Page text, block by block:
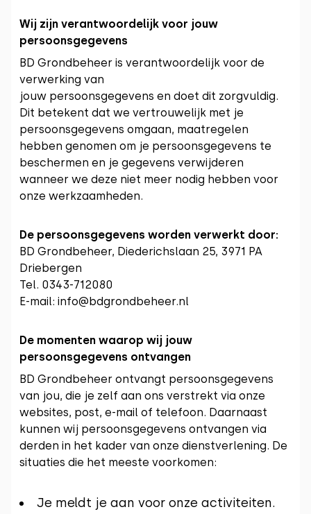
Wij zijn verantwoordelijk voor jouw
persoonsgegevens
BD Grondbeheer is verantwoordelijk voor de
verwerking van
jouw persoonsgegevens en doet dit zorgvuldig.
Dit betekent dat we vertrouwelijk met je
persoonsgegevens omgaan, maatregelen
hebben genomen om je persoonsgegevens te
beschermen en je gegevens verwijderen
wanneer we deze niet meer nodig hebben voor
onze werkzaamheden.
De persoonsgegevens worden verwerkt door:
BD Grondbeheer, Diederichslaan 25, 3971 PA
Driebergen
Tel. 0343-712080
E-mail: info@bdgrondbeheer.nl
De momenten waarop wij jouw
persoonsgegevens ontvangen
BD Grondbeheer ontvangt persoonsgegevens
van jou, die je zelf aan ons verstrekt via onze
websites, post, e-mail of telefoon. Daarnaast
kunnen wij persoonsgegevens ontvangen via
derden in het kader van onze dienstverlening. De
situaties die het meeste voorkomen:
Je meldt je aan voor onze activiteiten.